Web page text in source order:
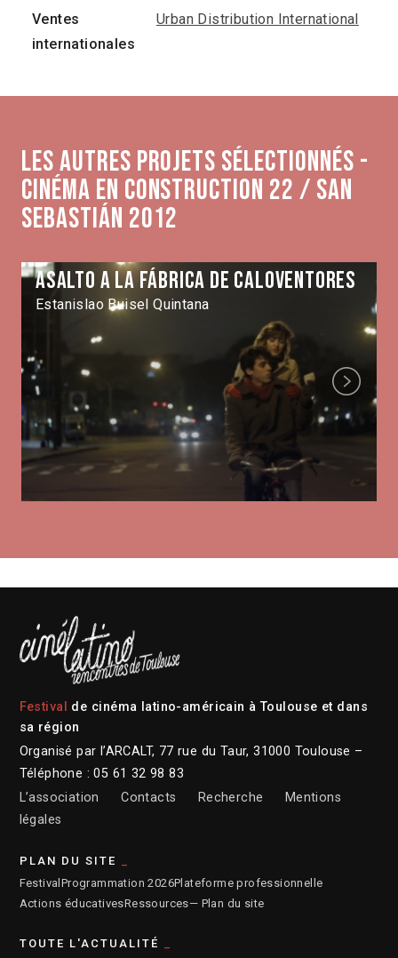
Ventes
internationales
Urban Distribution International
Les autres projets sélectionnés -
Cinéma en construction 22 / San
Sebastián 2012
Asalto a la fábrica de caloventores
Estanislao Buisel Quintana
Next
Festival
de cinéma latino-américain à Toulouse et dans
sa région
Organisé par l’ARCALT, 77 rue du Taur, 31000 Toulouse –
Téléphone : 05 61 32 98 83
L’association
Contacts Recherche
Mentions
légales
PLAN DU SITE
Festival Programmation 2026Plateforme professionnelle
Actions éducativesRessources— Plan du site
TOUTE L'ACTUALITÉ